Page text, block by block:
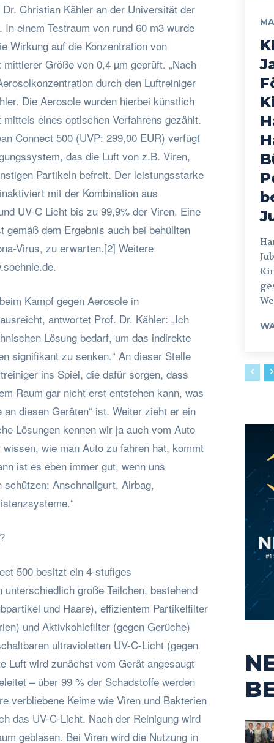
Christian Kähler an der Universität der
einem Testraum von rund 60 m3 wurde
Wirkung auf die Konzentration von
Größe von 0,4 µm geprüft. „Nach
durch den Luftreiniger
Die Aerosole wurden hierbei künstlich
eines optischen Verfahrens gezählt.
Connect 500 (UVP: 299,00 EUR) verfügt
das die Luft von z.B. Viren,
Partikeln befreit. Der leistungsstarke
mit der Kombination aus
UV-C Licht bis zu 99,9% der Viren. Eine
gemäß dem Ergebnis auch bei behüllten
Virus, zu erwarten.[2] Weitere
Kampf gegen Aerosole in
antwortet Prof. Dr. Kähler: „Ich
Lösung bedarf, um das indirekte
signifikant zu senken.“ An dieser Stelle
ins Spiel, die dafür sorgen, dass
Raum gar nicht erst entstehen kann, was
an diesen Geräten“ ist. Weiter zieht er ein
Lösungen kennen wir ja auch vom Auto
wie man Auto zu fahren hat, kommt
ist es eben immer gut, wenn uns
schützen: Anschnallgurt, Airbag,
500 besitzt ein 4-stufiges
große Teilchen, bestehend
und Haare), effizientem Partikelfilter
und Aktivkohlefilter (gegen Gerüche)
ultravioletten UV-C-Licht (gegen
Luft wird zunächst vom Gerät angesaugt
– über 99 % der Schadstoffe werden
verbliebene Keime wie Viren und Bakterien
das UV-C-Licht. Nach der Reinigung wird
geblasen. Bei Viren wird die Nutzung in